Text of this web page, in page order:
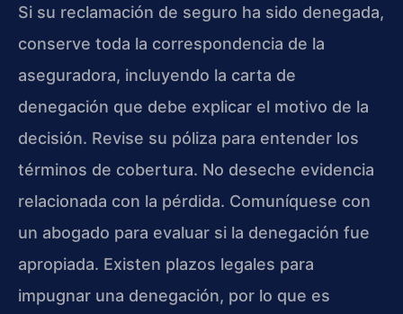
Si su reclamación de seguro ha sido denegada,
conserve toda la correspondencia de la
aseguradora, incluyendo la carta de
denegación que debe explicar el motivo de la
decisión. Revise su póliza para entender los
términos de cobertura. No deseche evidencia
relacionada con la pérdida. Comuníquese con
un abogado para evaluar si la denegación fue
apropiada. Existen plazos legales para
impugnar una denegación, por lo que es